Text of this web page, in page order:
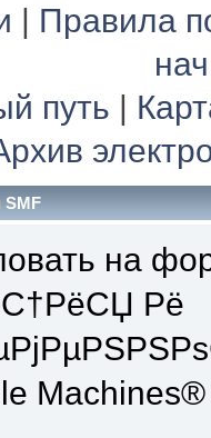
| Правила
путь |
на
Рё